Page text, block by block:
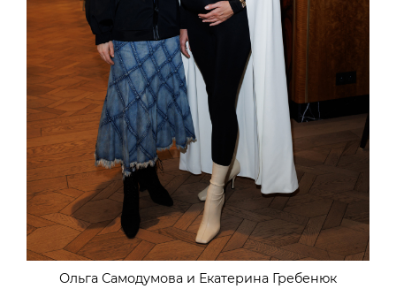
Ольга Самодумова и Екатерина Гребенюк